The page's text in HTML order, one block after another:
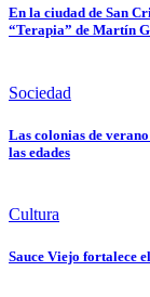
En la ciudad de San
“Terapia” de Martín
Sociedad
Las colonias de
las edades
Cultura
Sauce Viejo fortalece